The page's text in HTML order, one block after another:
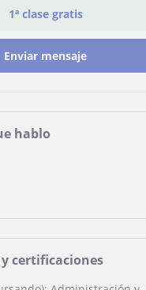
1ª clase gratis
Enviar mensaje
hablo
certificaciones